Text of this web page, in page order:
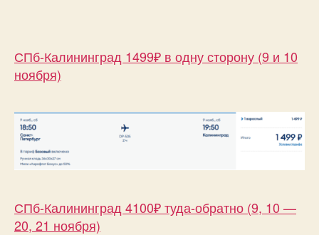
СПб-Калининград 1499₽ в одну сторону (9 и 10
ноября)
СПб-Калининград 4100₽ туда-обратно (9, 10 —
20, 21 ноября)